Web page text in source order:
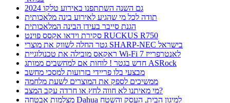
גם השנה השתתפנו באירוע טלקו 2024
תודה לכל מי שהגיע לאירוע בינה מלאכותית
הגנת סייבר בעידן הבינה המלאכותית
סקירת וידאו אקסס פוינט RUCKUS R750
גטר החלה לשווק את מוצרי SHARP-NEC בישראל
ראקאס מובילה את טכנולוגיית Wi-Fi 7 לאנטרפרייז
חדש בגטר ! לוחות אם למחשבים ממותג ASRock
מבצעי בלו פריידי בזרועות למסכי מחשב
ממשיכים לספק את המוצרים לשעת מלחמה
מי מאיתנו לא חווה לחץ או חרדה עקב המצב?
מצלמות אבטחה Dahua למיגון הבית, העסק והשטח